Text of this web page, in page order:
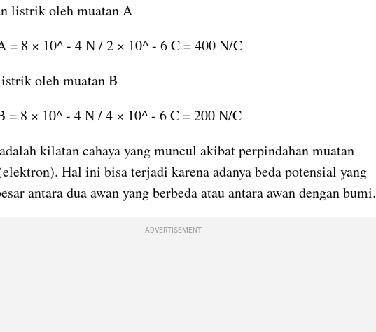
listrik oleh muatan A
= 8 × 10^ - 4 N / 2 × 10^ - 6 C = 400 N/C
oleh muatan B
= 8 × 10^ - 4 N / 4 × 10^ - 6 C = 200 N/C
kilatan cahaya yang muncul akibat perpindahan muatan
Hal ini bisa terjadi karena adanya beda potensial yang
antara dua awan yang berbeda atau antara awan dengan bumi.
ADVERTISEMENT